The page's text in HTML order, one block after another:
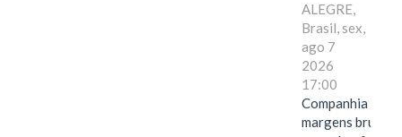
ALEGRE,
Brasil, sex,
ago 7
2026
17:00
Companhia
margens brutas